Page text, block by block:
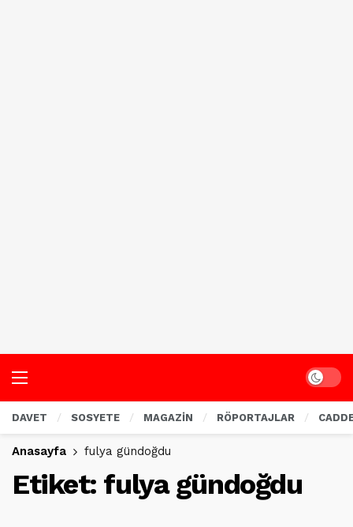
Dark
DAVET SOSYETE MAGAZİN RÖPORTAJLAR
Anasayfa fulya gündoğdu
Etiket: fulya gündoğdu